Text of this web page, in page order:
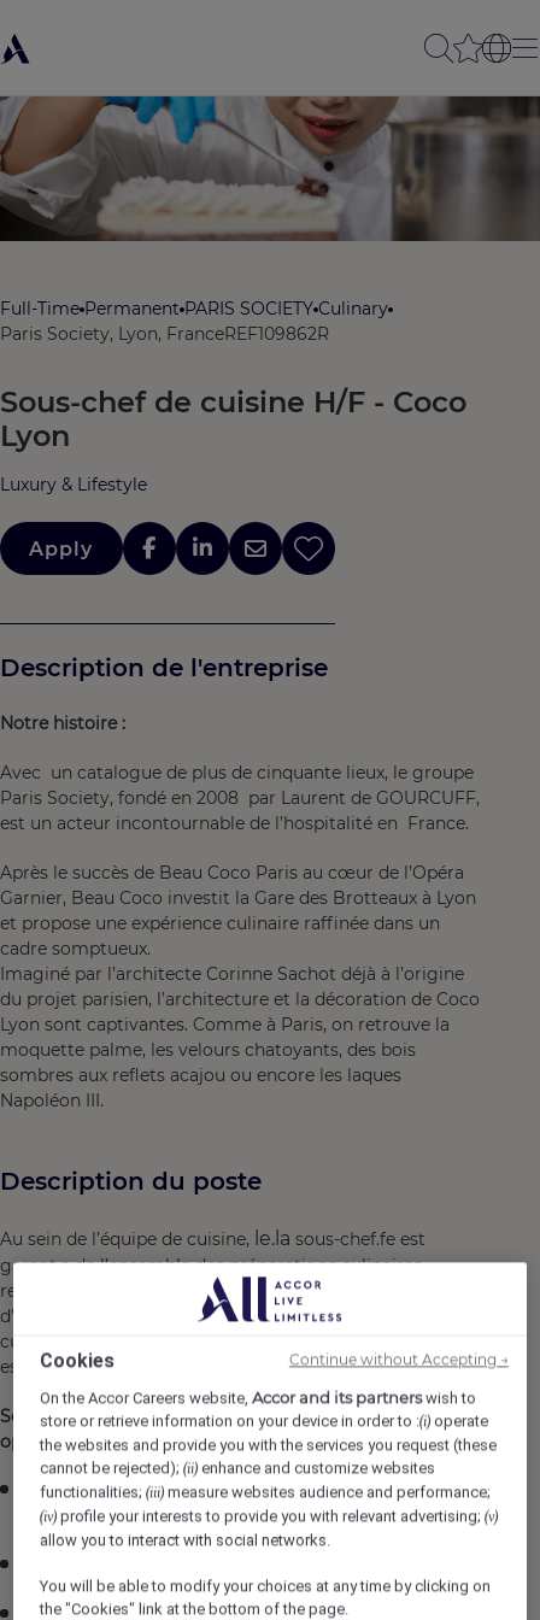
Full-Time Permanent PARIS SOCIETY Culinary
Paris Society, Lyon, FranceREF109862R
Sous-chef de cuisine H/F - Coco
Lyon
Luxury & Lifestyle
Apply
Description de l'entreprise
Notre histoire :
Avec un catalogue de plus de cinquante lieux, le groupe
Paris Society, fondé en 2008 par Laurent de GOURCUFF,
est un acteur incontournable de l’hospitalité en France.
Après le succès de Beau Coco Paris au cœur de l’Opéra
Garnier, Beau Coco investit la Gare des Brotteaux à Lyon
et propose une expérience culinaire raffinée dans un
cadre somptueux.
Imaginé par l’architecte Corinne Sachot déjà à l’origine
du projet parisien, l’architecture et la décoration de Coco
Lyon sont captivantes. Comme à Paris, on retrouve la
moquette palme, les velours chatoyants, des bois
sombres aux reflets acajou ou encore les laques
Napoléon III.
Description du poste
Au sein de l’équipe de cuisine, le.la sous-chef.fe est
garant.e de l’ensemble des préparations culinaires
relevant de la cuisine dans le respect des normes
d’hygiène alimentaire en vigueur. Il.elle assiste le chef de
cuisine dans la gestion des équipes de son périmètre et
est en mesure de le remplacer pendant son absence.
Seconder le chef cuisine dans la déclinaison
opérationnelle de son activité :
Assurer une bonne gestion des stocks afin de
minimiser les pertes
Participer à la conceptualisation et à la réalisation du
Cookies
On the Accor Careers website,Accor and its partnerswish to
store or retrieve information on your device in order to :(i) operate
the websites and provide you with the services you request (these
cannot be rejected);(ii) enhance and customize websites
functionalities;(iii) measure websites audience and performance;
(iv) profile your interests to provide you with relevant advertising;(v)
allow you to interact with social networks.
You will be able to modify your choices at any time by clicking on
the "Cookies" link at the bottom of the page.
Continue without Accepting →